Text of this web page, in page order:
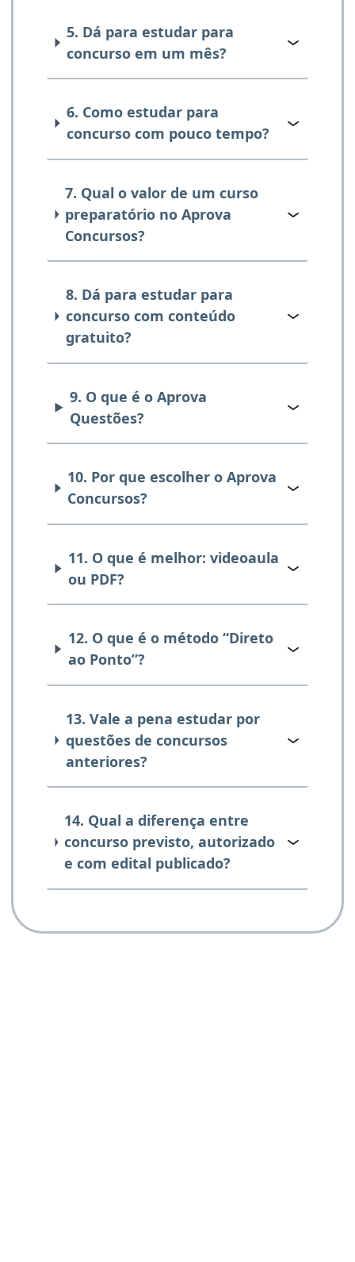
5. Dá para estudar para
concurso em um mês?
6. Como estudar para
concurso com pouco tempo?
7. Qual o valor de um curso
preparatório no Aprova
Concursos?
8. Dá para estudar para
concurso com conteúdo
gratuito?
9. O que é o Aprova
Questões?
10. Por que escolher o Aprova
Concursos?
11. O que é melhor: videoaula
ou PDF?
12. O que é o método “Direto
ao Ponto”?
13. Vale a pena estudar por
questões de concursos
anteriores?
14. Qual a diferença entre
concurso previsto, autorizado
e com edital publicado?